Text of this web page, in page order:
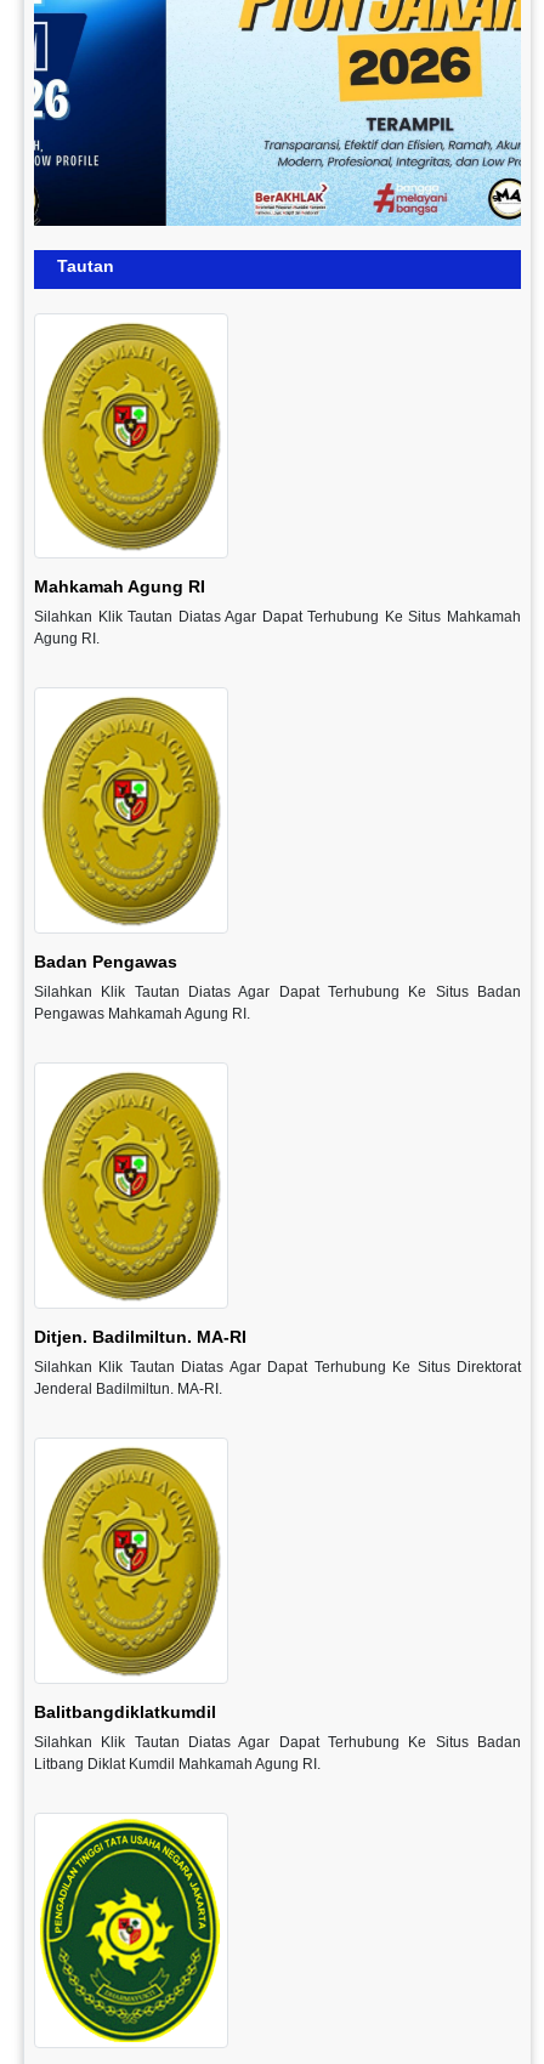
Tautan
Mahkamah Agung RI
Silahkan Klik Tautan Diatas Agar Dapat Terhubung Ke Situs Mahkamah
Agung RI.
Badan Pengawas
Silahkan Klik Tautan Diatas Agar Dapat Terhubung Ke Situs Badan
Pengawas Mahkamah Agung RI.
Ditjen. Badilmiltun. MA-RI
Silahkan Klik Tautan Diatas Agar Dapat Terhubung Ke Situs Direktorat
Jenderal Badilmiltun. MA-RI.
Balitbangdiklatkumdil
Silahkan Klik Tautan Diatas Agar Dapat Terhubung Ke Situs Badan
Litbang Diklat Kumdil Mahkamah Agung RI.